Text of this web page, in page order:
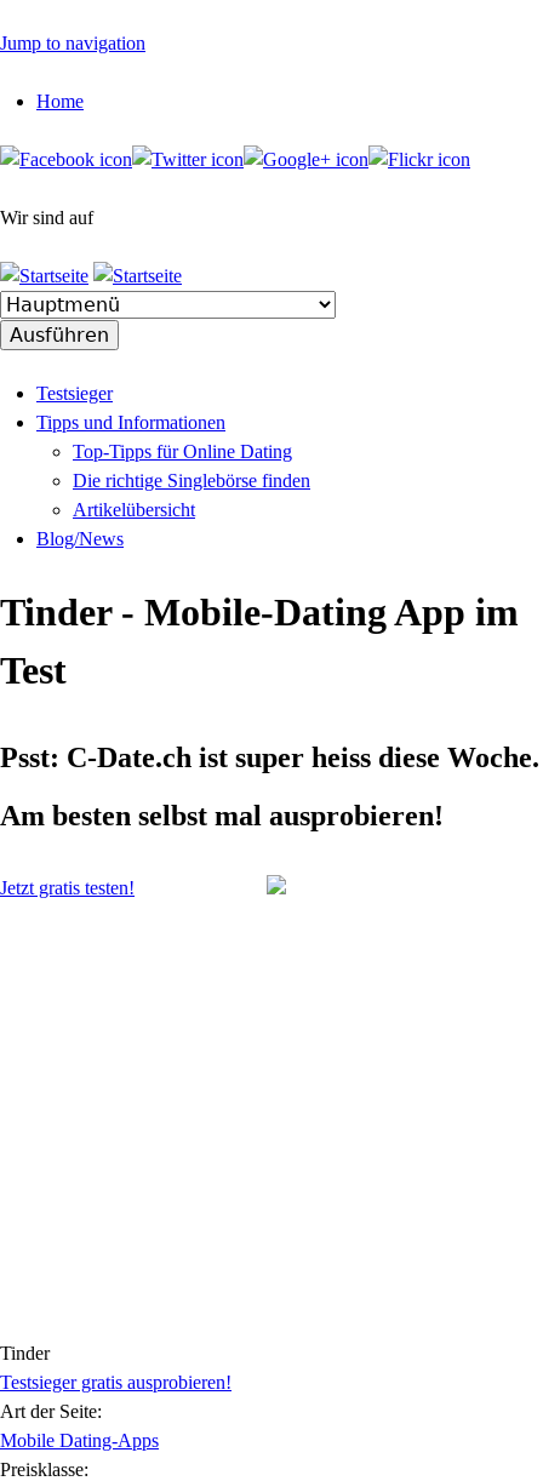
Jump to navigation
Home
Wir sind auf
Testsieger
Tipps und Informationen
Top-Tipps für Online Dating
Die richtige Singlebörse finden
Artikelübersicht
Blog/News
Tinder - Mobile-Dating App im
Test
Psst: C-Date.ch ist super heiss diese Woche.
Am besten selbst mal ausprobieren!
Jetzt gratis testen!
Tinder
Testsieger gratis ausprobieren!
Art der Seite:
Mobile Dating-Apps
Preisklasse: